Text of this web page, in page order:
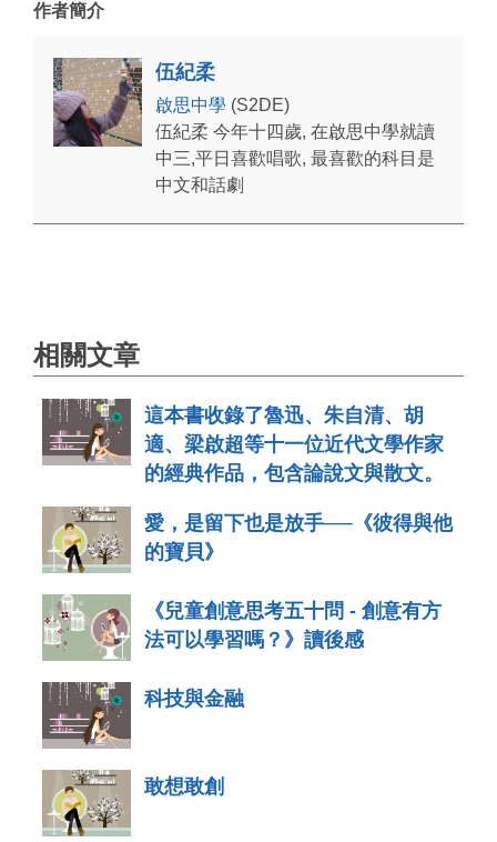
作者簡介
伍紀柔
啟思中學 (S2DE)
伍紀柔 今年十四歲, 在啟思中學就讀
中三,平日喜歡唱歌, 最喜歡的科目是
中文和話劇
相關文章
這本書收錄了魯迅、朱自清、胡
適、梁啟超等十一位近代文學作家
的經典作品，包含論說文與散文。
愛，是留下也是放手──《彼得與他
的寶貝》
《兒童創意思考五十問 - 創意有方
法可以學習嗎？》讀後感
科技與金融
敢想敢創